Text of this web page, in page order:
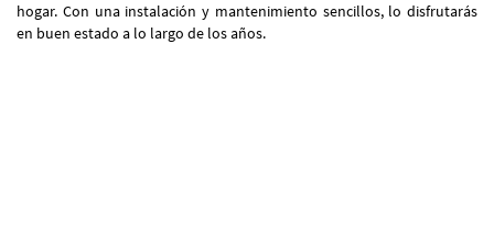
hogar. Con una instalación y mantenimiento sencillos, lo disfrutarás
en buen estado a lo largo de los años.